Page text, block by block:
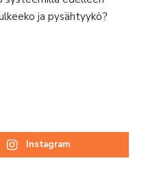
ja pysähtyykö?
Instagram